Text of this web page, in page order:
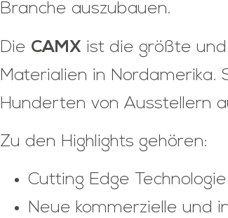
Branche auszubauen.
Die CAMX ist die größte
Materialien in Nordamerika.
Hunderten von Ausstellern
Zu den Highlights gehören:
Cutting Edge
Neue kommerzielle und